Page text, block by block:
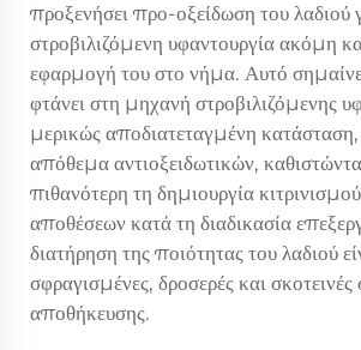
προξενήσει προ-οξείδωση του λαδιού
στροβιλιζόμενη υφαντουργία ακόμη
εφαρμογή του στο νήμα. Αυτό
φτάνει στη μηχανή στροβιλιζόμενης
μερικώς αποδιατεταγμένη
απόθεμα αντιοξειδωτικών,
πιθανότερη τη δημιουργία
αποθέσεων κατά τη διαδικασία
διατήρηση της ποιότητας του λαδιού
σφραγισμένες, δροσερές και σκοτεινές
αποθήκευσης.